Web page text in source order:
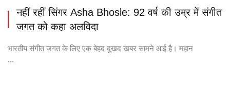
नहीं रहीं सिंगर Asha Bhosle: 92 वर्ष की उम्र में संगीत
जगत को कहा अलविदा
भारतीय संगीत जगत के लिए एक बेहद दुखद खबर सामने आई है। महान
...